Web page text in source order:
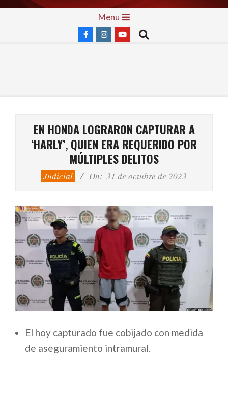
Skip
Menu
Search
EN HONDA LOGRARON CAPTURAR A
‘HARLY’, QUIEN ERA REQUERIDO POR
MÚLTIPLES DELITOS
Judicial On: 31 de octubre de 2023
El hoy capturado fue cobijado con medida
de aseguramiento intramural.